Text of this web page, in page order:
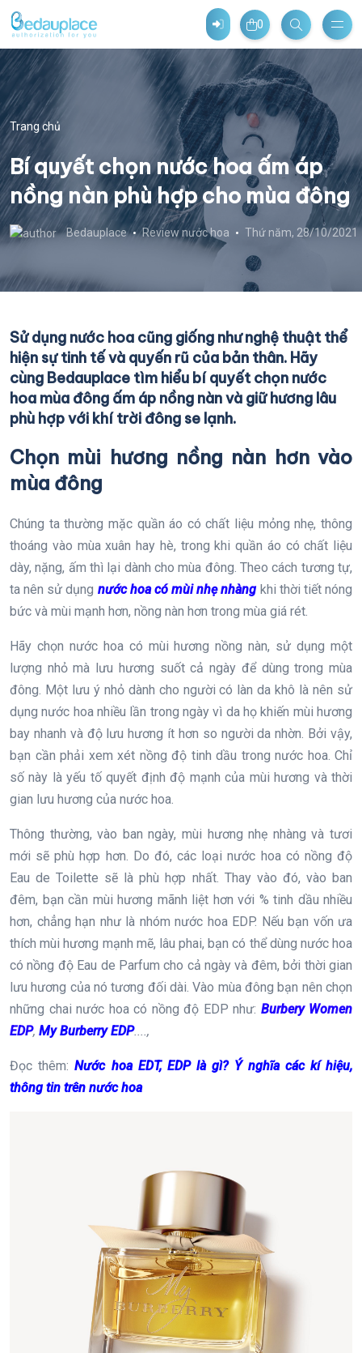
0
Trang chủ
Bí quyết chọn nước hoa ấm áp
nồng nàn phù hợp cho mùa đông
Bedauplace Review nước hoa Thứ năm, 28/10/2021
Sử dụng nước hoa cũng giống như nghệ thuật thể
hiện sự tinh tế và quyến rũ của bản thân. Hãy
cùng Bedauplace tìm hiểu bí quyết chọn nước
hoa mùa đông ấm áp nồng nàn và giữ hương lâu
phù hợp với khí trời đông se lạnh.
Chọn mùi hương nồng nàn hơn vào
mùa đông
Chúng ta thường mặc quần áo có chất liệu mỏng nhẹ, thông
thoáng vào mùa xuân hay hè, trong khi quần áo có chất liệu
dày, nặng, ấm thì lại dành cho mùa đông. Theo cách tương tự,
ta nên sử dụng nước hoa có mùi nhẹ nhàngkhi thời tiết nóng
bức và mùi mạnh hơn, nồng nàn hơn trong mùa giá rét.
Hãy chọn nước hoa có mùi hương nồng nàn, sử dụng một
lượng nhỏ mà lưu hương suốt cả ngày để dùng trong mùa
đông. Một lưu ý nhỏ dành cho người có làn da khô là nên sử
dụng nước hoa nhiều lần trong ngày vì da họ khiến mùi hương
bay nhanh và độ lưu hương ít hơn so người da nhờn. Bởi vậy,
bạn cần phải xem xét nồng độ tinh dầu trong nước hoa. Chỉ
số này là yếu tố quyết định độ mạnh của mùi hương và thời
gian lưu hương của nước hoa.
Thông thường, vào ban ngày, mùi hương nhẹ nhàng và tươi
mới sẽ phù hợp hơn. Do đó, các loại nước hoa có nồng độ
Eau de Toilette sẽ là phù hợp nhất. Thay vào đó, vào ban
đêm, bạn cần mùi hương mãnh liệt hơn với % tinh dầu nhiều
hơn, chẳng hạn như là nhóm nước hoa EDP. Nếu bạn vốn ưa
thích mùi hương mạnh mẽ, lâu phai, bạn có thể dùng nước hoa
có nồng độ Eau de Parfum cho cả ngày và đêm, bởi thời gian
lưu hương của nó tương đối dài. Vào mùa đông bạn nên chọn
những chai nước hoa có nồng độ EDP như: Burbery Women
EDP, My Burberry EDP....,
Đọc thêm:Nước hoa EDT, EDP là gì? Ý nghĩa các kí hiệu,
thông tin trên nước hoa